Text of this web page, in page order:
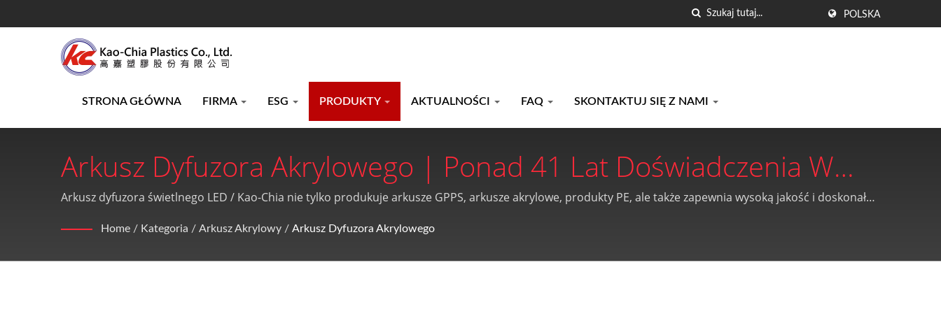
POLSKA
STRONA GŁÓWNA FIRMA ESG PRODUKTY AKTUALNOŚCI FAQ SKONTAKTUJ SIĘ Z NAMI
Arkusz Dyfuzora Akrylowego | Ponad 41 Lat Doświadczenia W
Produkcji Folii Polietylenowej, Arkuszy GPPS I Technologii
Wytłaczania Arkuszy Akrylowych | Kao-Chia Plastics Co., Ltd.
Arkusz dyfuzora świetlnego LED / Kao-Chia nie tylko produkuje arkusze GPPS, arkusze akrylowe, produkty PE, ale także zapewnia wysoką jakość i doskonałą
Home / Kategoria / Arkusz Akrylowy / Arkusz Dyfuzora Akrylowego